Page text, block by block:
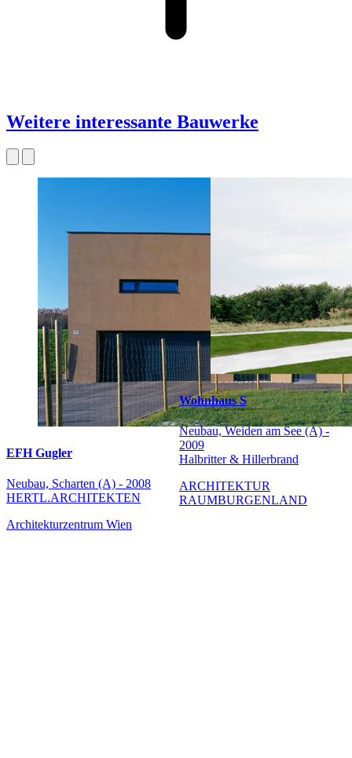
Weitere interessante Bauwerke
EFH Gugler
Neubau, Scharten (A) - 2008
HERTL.ARCHITEKTEN
Architekturzentrum Wien
Wohnhaus S
Neubau, Weiden am See (A) -
2009
Halbritter & Hillerbrand
ARCHITEKTUR
RAUMBURGENLAND